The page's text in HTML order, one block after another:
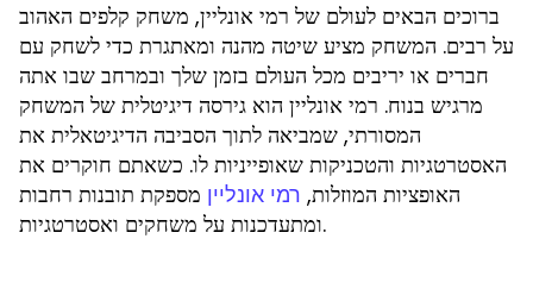
ברוכים הבאים לעולם של רמי אונליין, משחק קלפים האהוב
על רבים. המשחק מציע שיטה מהנה ומאתגרת כדי לשחק עם
חברים או יריבים מכל העולם בזמן שלך ובמרחב שבו אתה
מרגיש בנוח. רמי אונליין הוא גירסה דיגיטלית של המשחק
המסורתי, שמביאה לתוך הסביבה הדיגיטאלית את
האסטרטגיות והטכניקות שאופייניות לו. כשאתם חוקרים את
האופציות המוזלות, רמי אונליין מספקת תובנות רחבות
ומתעדכנות על משחקים ואסטרטגיות.